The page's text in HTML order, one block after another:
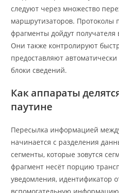
следуют через множество
маршрутизаторов. Протоколы
фрагменты дойдут
Они также контролируют
предоставляют
блоки сведений.
Как аппараты
паутине
Пересылка информацией
начинается с разделения
сегменты, которые зовутся
фрагмент несёт порцию
уведомления, идентификатор